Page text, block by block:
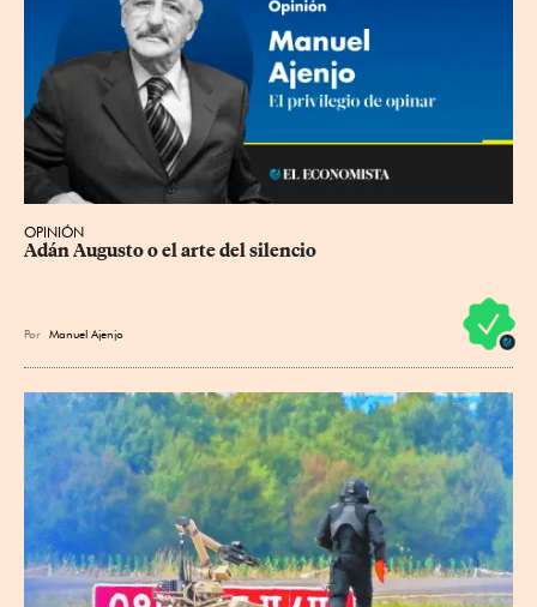
OPINIÓN
Adán Augusto o el arte del silencio
Por Manuel Ajenjo